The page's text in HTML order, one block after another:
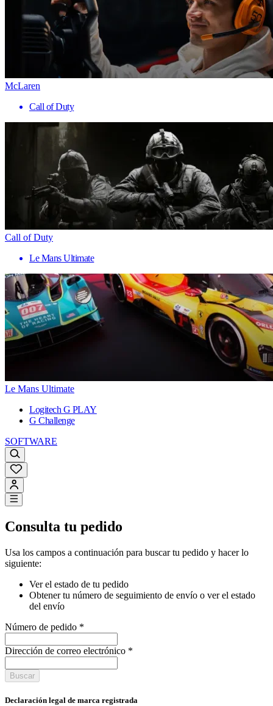
McLaren
Call of Duty
Call of Duty
Le Mans Ultimate
Le Mans Ultimate
Logitech G PLAY
G Challenge
SOFTWARE
Consulta tu pedido
Usa los campos a continuación para buscar tu pedido y hacer lo
siguiente:
Ver el estado de tu pedido
Obtener tu número de seguimiento de envío o ver el estado
del envío
Número de pedido *
Dirección de correo electrónico *
Buscar
Declaración legal de marca registrada